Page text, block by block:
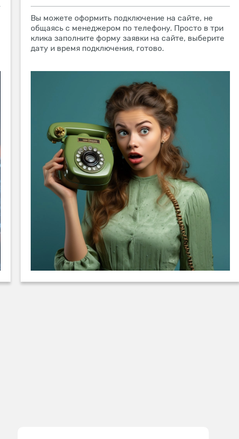
Вы можете оформить подключение на сайте, не
общаясь с менеджером по телефону. Просто в три
клика заполните форму заявки на сайте, выберите
дату и время подключения, готово.